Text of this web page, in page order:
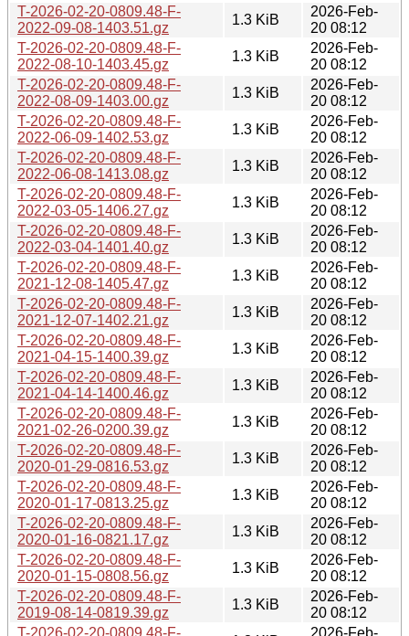
T-2026-02-20-0809.48-F-
2022-09-08-1403.51.gz
1.3 KiB
2026-Feb-
20 08:12
T-2026-02-20-0809.48-F-
2022-08-10-1403.45.gz
1.3 KiB
2026-Feb-
20 08:12
T-2026-02-20-0809.48-F-
2022-08-09-1403.00.gz
1.3 KiB
2026-Feb-
20 08:12
T-2026-02-20-0809.48-F-
2022-06-09-1402.53.gz
1.3 KiB
2026-Feb-
20 08:12
T-2026-02-20-0809.48-F-
2022-06-08-1413.08.gz
1.3 KiB
2026-Feb-
20 08:12
T-2026-02-20-0809.48-F-
2022-03-05-1406.27.gz
1.3 KiB
2026-Feb-
20 08:12
T-2026-02-20-0809.48-F-
2022-03-04-1401.40.gz
1.3 KiB
2026-Feb-
20 08:12
T-2026-02-20-0809.48-F-
2021-12-08-1405.47.gz
1.3 KiB
2026-Feb-
20 08:12
T-2026-02-20-0809.48-F-
2021-12-07-1402.21.gz
1.3 KiB
2026-Feb-
20 08:12
T-2026-02-20-0809.48-F-
2021-04-15-1400.39.gz
1.3 KiB
2026-Feb-
20 08:12
T-2026-02-20-0809.48-F-
2021-04-14-1400.46.gz
1.3 KiB
2026-Feb-
20 08:12
T-2026-02-20-0809.48-F-
2021-02-26-0200.39.gz
1.3 KiB
2026-Feb-
20 08:12
T-2026-02-20-0809.48-F-
2020-01-29-0816.53.gz
1.3 KiB
2026-Feb-
20 08:12
T-2026-02-20-0809.48-F-
2020-01-17-0813.25.gz
1.3 KiB
2026-Feb-
20 08:12
T-2026-02-20-0809.48-F-
2020-01-16-0821.17.gz
1.3 KiB
2026-Feb-
20 08:12
T-2026-02-20-0809.48-F-
2020-01-15-0808.56.gz
1.3 KiB
2026-Feb-
20 08:12
T-2026-02-20-0809.48-F-
2019-08-14-0819.39.gz
1.3 KiB
2026-Feb-
20 08:12
T-2026-02-20-0809.48-F-
2026-Feb-